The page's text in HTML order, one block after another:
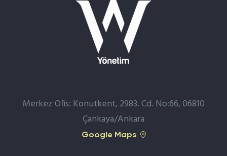
Merkez Ofis: Konutkent, 2983. Cd. No:66, 06810
Çankaya/Ankara
Google Maps